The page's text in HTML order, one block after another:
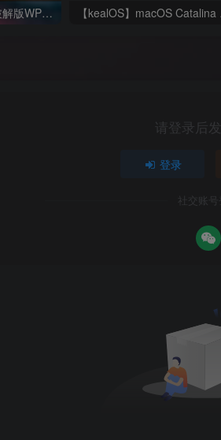
Windows激活工具+破解版WPS+破解版pdf(可编辑)+办公文件转换工具
请登录后
登录
社交账号